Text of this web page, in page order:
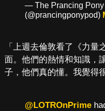
— The Prancing Pony
(@prancingponypod)
「上週去倫敦看了《力
面。他們的熱情和知識，
子，他們真的懂。我覺得
@LOTROnPrime